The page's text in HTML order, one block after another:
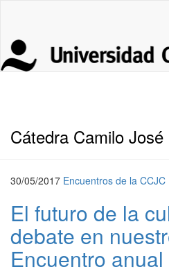
Cátedra Camilo José
30/05/2017 Encuentros de la CCJC
El futuro de la
debate en
Encuentro anual